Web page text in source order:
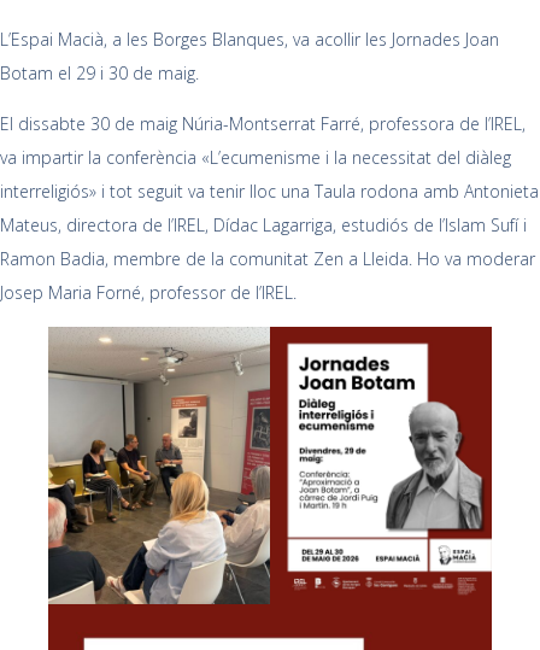
L’Espai Macià, a les Borges Blanques, va acollir les Jornades Joan
Botam el 29 i 30 de maig.
El dissabte 30 de maig Núria-Montserrat Farré, professora de l’IREL,
va impartir la conferència «L’ecumenisme i la necessitat del diàleg
interreligiós» i tot seguit va tenir lloc una Taula rodona amb Antonieta
Mateus, directora de l’IREL, Dídac Lagarriga, estudiós de l’Islam Sufí i
Ramon Badia, membre de la comunitat Zen a Lleida. Ho va moderar
Josep Maria Forné, professor de l’IREL.